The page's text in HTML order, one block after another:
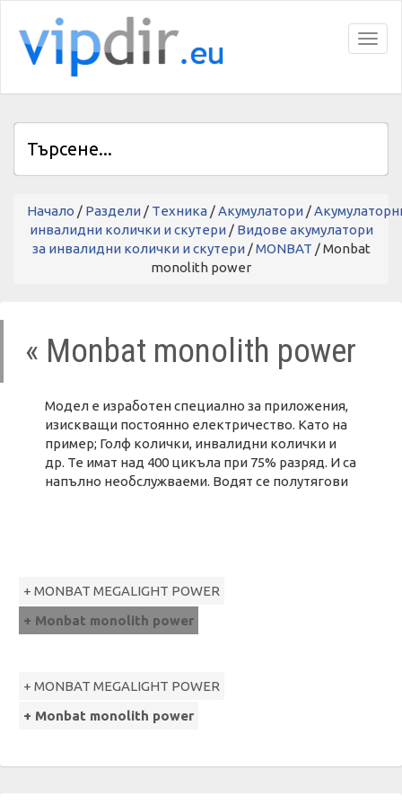
Начало / Раздели / Tехника /Акумулатори /
инвалидни колички и скутери/ Видове акумулатори
за инвалидни колички и скутери/MONBAT / Monbat
monolith power
« Monbat monolith power
Модел е изработен специално за приложения,
изискващи постоянно електричество. Като на
пример; Голф колички, инвалидни колички и
др. Те имат над 400 цикъла при 75% разряд. И са
напълно необслужваеми. Водят се полутягови
+ MONBAT MEGALIGHT POWER
+ Monbat monolith power
+ MONBAT MEGALIGHT POWER
+ Monbat monolith power